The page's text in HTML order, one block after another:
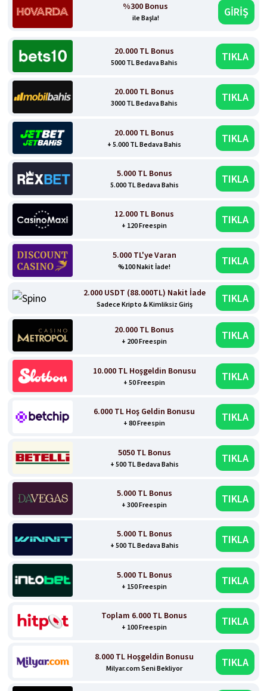
%300 Bonus
ile Başla! GİRİŞ
20.000 TL Bonus
5000 TL Bedava Bahis TIKLA
20.000 TL Bonus
3000 TL Bedava Bahis TIKLA
20.000 TL Bonus
+ 5.000 TL Bedava Bahis TIKLA
5.000 TL Bonus
5.000 TL Bedava Bahis TIKLA
12.000 TL Bonus
+ 120 Freespin TIKLA
5.000 TL'ye Varan
%100 Nakit İade! TIKLA
2.000 USDT (88.000TL) Nakit İade
Sadece Kripto & Kimliksiz Giriş TIKLA
20.000 TL Bonus
+ 200 Freespin TIKLA
10.000 TL Hoşgeldin Bonusu
+ 50 Freespin TIKLA
6.000 TL Hoş Geldin Bonusu
+ 80 Freespin TIKLA
5050 TL Bonus
+ 500 TL Bedava Bahis TIKLA
5.000 TL Bonus
+ 300 Freespin TIKLA
5.000 TL Bonus
+ 500 TL Bedava Bahis TIKLA
5.000 TL Bonus
+ 150 Freespin TIKLA
Toplam 6.000 TL Bonus
+ 100 Freespin TIKLA
8.000 TL Hoşgeldin Bonusu
Milyar.com Seni Bekliyor TIKLA